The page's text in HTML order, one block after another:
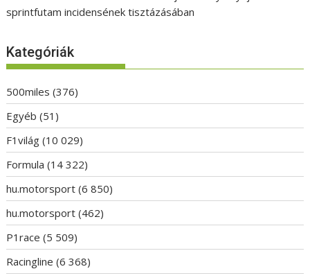
sprintfutam incidensének tisztázásában
Kategóriák
500miles (376)
Egyéb (51)
F1világ (10 029)
Formula (14 322)
hu.motorsport (6 850)
hu.motorsport (462)
P1race (5 509)
Racingline (6 368)